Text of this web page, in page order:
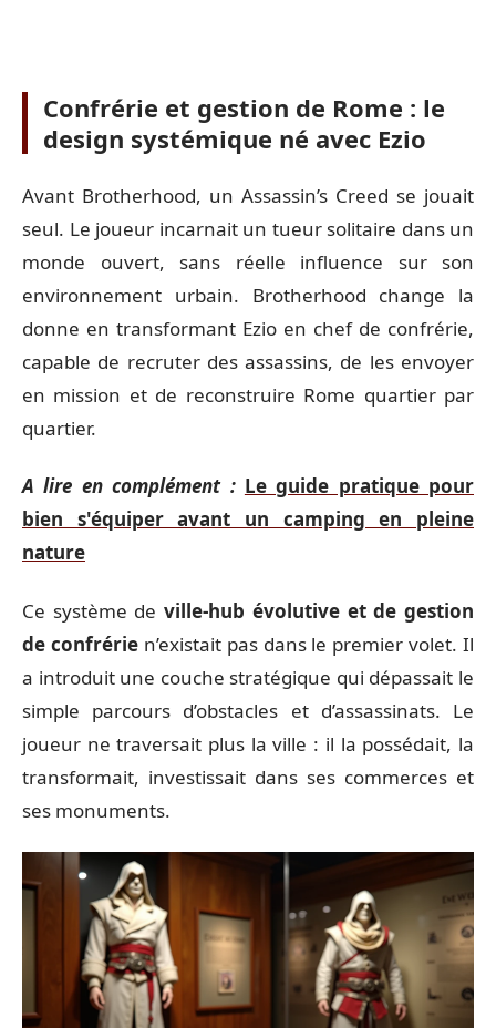
Confrérie et gestion de Rome : le
design systémique né avec Ezio
Avant Brotherhood, un Assassin’s Creed se jouait
seul. Le joueur incarnait un tueur solitaire dans un
monde ouvert, sans réelle influence sur son
environnement urbain. Brotherhood change la
donne en transformant Ezio en chef de confrérie,
capable de recruter des assassins, de les envoyer
en mission et de reconstruire Rome quartier par
quartier.
A lire en complément : Le guide pratique pour
bien s'équiper avant un camping en pleine
nature
Ce système deville-hub évolutive et de gestion
de confrérien’existait pas dans le premier volet. Il
a introduit une couche stratégique qui dépassait le
simple parcours d’obstacles et d’assassinats. Le
joueur ne traversait plus la ville : il la possédait, la
transformait, investissait dans ses commerces et
ses monuments.